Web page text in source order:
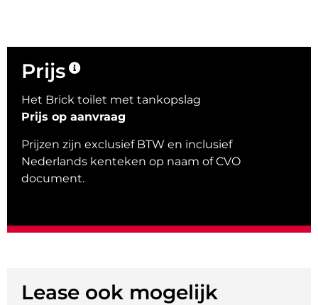
Prijs
Het Brick toilet met tankopslag
Prijs op aanvraag
Prijzen zijn exclusief BTW en inclusief
Nederlands kenteken op naam of CVO
document.
Lease ook mogelijk